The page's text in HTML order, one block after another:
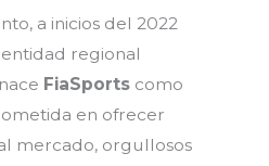
a inicios del 2022
regional
FiaSports como
en ofrecer
mercado, orgullosos